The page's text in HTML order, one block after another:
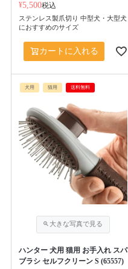
¥5,500税込
ステンレス製爪切り 中型犬・大型犬
におすすめのサイズ
カートに入れる
犬用 猫用 送料無料
ハンター 犬用 猫用 お手入れ スパ
ブラシ セルフクリーン S (65557)